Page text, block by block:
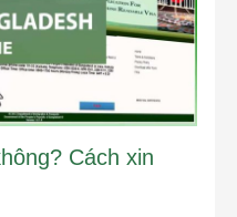
Cách xin